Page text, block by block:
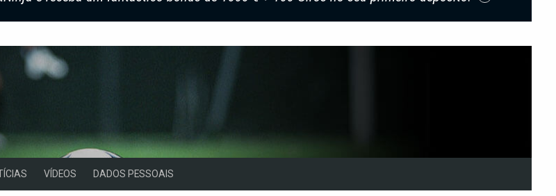
VÍDEOS DADOS PESSOAIS